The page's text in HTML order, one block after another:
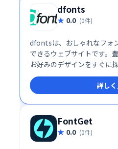
dfonts
0.0 (0件)
dfontsは、おしゃれなフォ
できるウェブサイトです。
お好みのデザインをすぐに
す。デザインの幅を広げ、
かにしたい方におすすめで
詳し
FontGet
0.0 (0件)